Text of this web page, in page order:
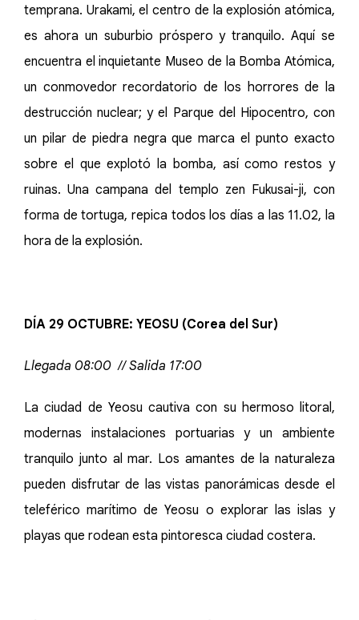
temprana. Urakami, el centro de la explosión atómica,
es ahora un suburbio próspero y tranquilo. Aquí se
encuentra el inquietante Museo de la Bomba Atómica,
un conmovedor recordatorio de los horrores de la
destrucción nuclear; y el Parque del Hipocentro, con
un pilar de piedra negra que marca el punto exacto
sobre el que explotó la bomba, así como restos y
ruinas. Una campana del templo zen Fukusai-ji, con
forma de tortuga, repica todos los días a las 11.02, la
hora de la explosión.
DÍA 29 OCTUBRE: YEOSU (Corea del Sur)
Llegada 08:00 // Salida 17:00
La ciudad de Yeosu cautiva con su hermoso litoral,
modernas instalaciones portuarias y un ambiente
tranquilo junto al mar. Los amantes de la naturaleza
pueden disfrutar de las vistas panorámicas desde el
teleférico marítimo de Yeosu o explorar las islas y
playas que rodean esta pintoresca ciudad costera.